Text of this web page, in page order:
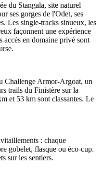
du Stangala, site naturel
ses gorges de l'Odet, ses
Les single-tracks sinueux, les
façonnent une expérience
en domaine privé sont
Challenge Armor-Argoat, un
trails du Finistère sur la
et 53 km sont classantes. Le
: chaque
gobelet, flasque ou éco-cup.
sur les sentiers.